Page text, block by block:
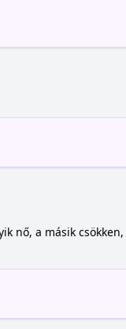
nő, a másik